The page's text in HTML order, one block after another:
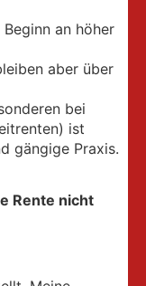
an höher
aber über
bei
ist
gängige Praxis.
Rente nicht